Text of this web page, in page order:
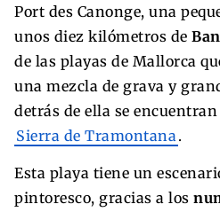
Port des Canonge, una
unos diez kilómetros de
de las playas de Mallorca
una mezcla de grava y
detrás de ella se
Sierra de Tramontana .
Esta playa tiene un
pintoresco, gracias a los